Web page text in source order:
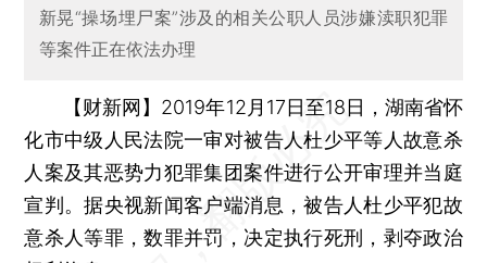
新晃“操场埋尸案”涉及的相关公职人员涉嫌渎职犯罪
等案件正在依法办理
【财新网】 2019年12月17日至18日，湖南省怀
化市中级人民法院一审对被告人杜少平等人故意杀
人案及其恶势力犯罪集团案件进行公开审理并当庭
宣判。据央视新闻客户端消息，被告人杜少平犯故
意杀人等罪，数罪并罚，决定执行死刑，剥夺政治